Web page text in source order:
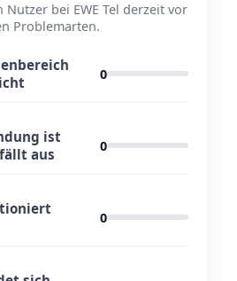
bei EWE Tel derzeit vor
Problemarten.
0
ist
aus
0
0